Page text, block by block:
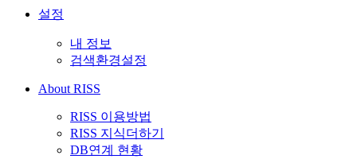
설정
내 정보
검색환경설정
About RISS
RISS 이용방법
RISS 지식더하기
DB연계 현황